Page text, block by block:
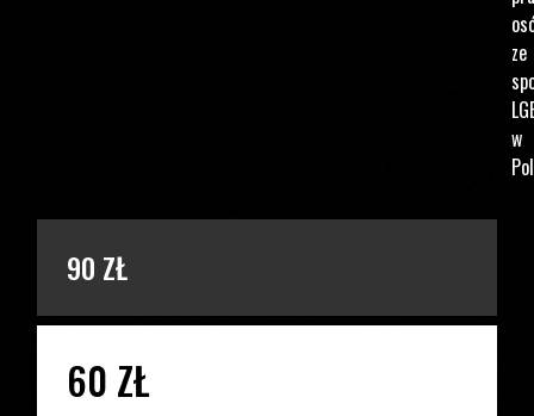
ze
w
90 ZŁ
60 ZŁ
PODAJ KWOTĘ